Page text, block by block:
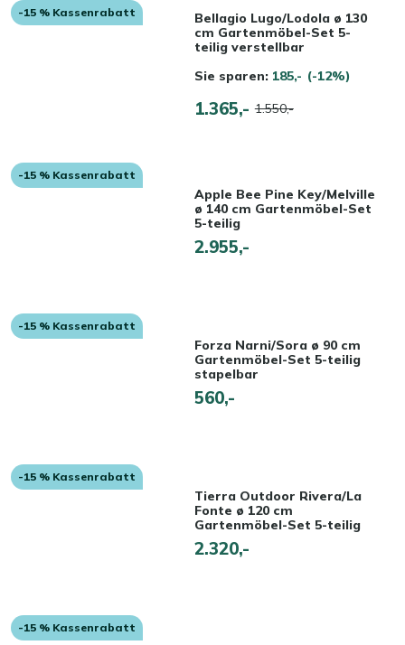
-15 % Kassenrabatt
Bellagio Lugo/Lodola ø 130
cm Gartenmöbel-Set 5-
teilig verstellbar
Sie sparen: 185,- (-12%)
1.365,- 1.550,-
-15 % Kassenrabatt
Apple Bee Pine Key/Melville
ø 140 cm Gartenmöbel-Set
5-teilig
2.955,-
-15 % Kassenrabatt
Forza Narni/Sora ø 90 cm
Gartenmöbel-Set 5-teilig
stapelbar
560,-
-15 % Kassenrabatt
Tierra Outdoor Rivera/La
Fonte ø 120 cm
Gartenmöbel-Set 5-teilig
2.320,-
-15 % Kassenrabatt